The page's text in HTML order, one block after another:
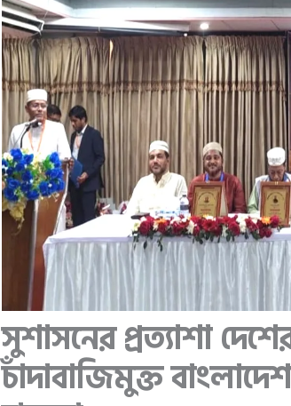
সুশাসনের প্রত্যাশা
চাঁদাবাজিমুক্ত